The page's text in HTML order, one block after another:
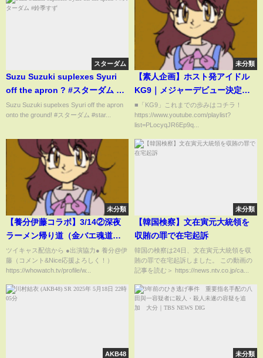
スターダム
Suzu Suzuki suplexes Syuri
off the apron ? #スターダム #
鈴季すず
Suzu Suzuki supelxes Syuri off the apron
onto the ground! #スターダム #star...
未分類
【素人企画】ホスト発アイドル
KG9｜メジャーデビュー決定も
歌舞伎町の反応は…
■「KG9」これまでの歩みはコチラ！
https://www.youtube.com/playlist?
list=PLocyqJR6Ep9q...
未分類
【養分伊藤コラボ】3/14②深夜
ラーメン帰り道（金バエ魂道組
長まさやん）
ツイキャス配信から ●出演協力● 養分@伊
藤（コメント&Nice応援よろしく！）
https://whowatch.tv/profile/w...
未分類
【韓国検察】文在寅元大統領を
収賄の罪で在宅起訴
韓国の検察は24日、文在寅元大統領を収
賄の罪で在宅起訴しました。 この動画の
記事を読む＞ https://news.ntv.co.jp/ca...
AKB48 未分類